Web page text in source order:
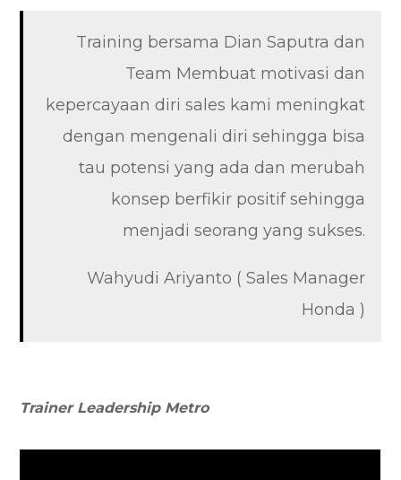
Training bersama Dian Saputra dan
Team Membuat motivasi dan
kepercayaan diri sales kami meningkat
dengan mengenali diri sehingga bisa
tau potensi yang ada dan merubah
konsep berfikir positif sehingga
menjadi seorang yang sukses.
Wahyudi Ariyanto ( Sales Manager
Honda )
Trainer Leadership Metro